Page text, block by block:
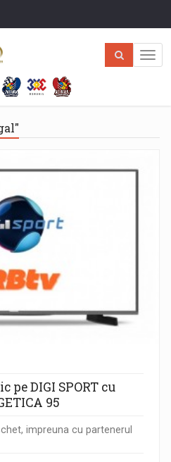
pe DIGI SPORT cu
95
impreuna cu partenerul